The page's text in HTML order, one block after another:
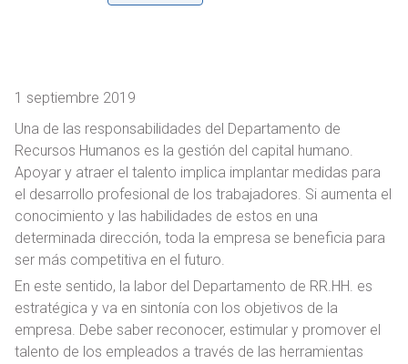
1 septiembre 2019
Una de las responsabilidades del Departamento de
Recursos Humanos es la gestión del capital humano.
Apoyar y atraer el talento implica implantar medidas para
el desarrollo profesional de los trabajadores. Si aumenta el
conocimiento y las habilidades de estos en una
determinada dirección, toda la empresa se beneficia para
ser más competitiva en el futuro.
En este sentido, la labor del Departamento de RR.HH. es
estratégica y va en sintonía con los objetivos de la
empresa. Debe saber reconocer, estimular y promover el
talento de los empleados a través de las herramientas